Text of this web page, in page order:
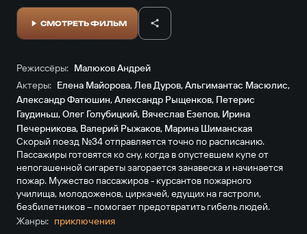
Режиссёры: Малюков Андрей
Актеры: Елена Майорова,Лев Дуров,Альгимантас Масюлис,
Александр Фатюшин,Александр Рыщенков, Петерис
Гаудиньш,Олег Голубицкий, Вячеслав Езепов, Ирина
Печерникова, Валерий Рыжаков, Марина Шиманская
СМОТРЕТЬ ФИЛЬМ
Скорый поезд №34 отправляется точно по расписанию.
Пассажиры готовятся ко сну, когда в опустевшем купе от
непогашенной сигареты загорается занавеска и начинается
пожар. Мужество пассажиров - курсантов пожарного
училища, молодоженов, циркачей, едущих на гастроли,
безбилетников – помогает предотвратить гибель людей.
Жанры: приключе­ния